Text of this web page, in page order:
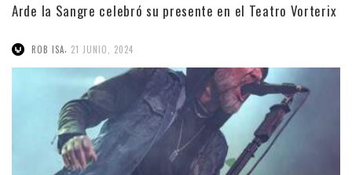
Arde la Sangre celebró su presente en el Teatro Vorterix
ROB ISA, 21 JUNIO, 2024